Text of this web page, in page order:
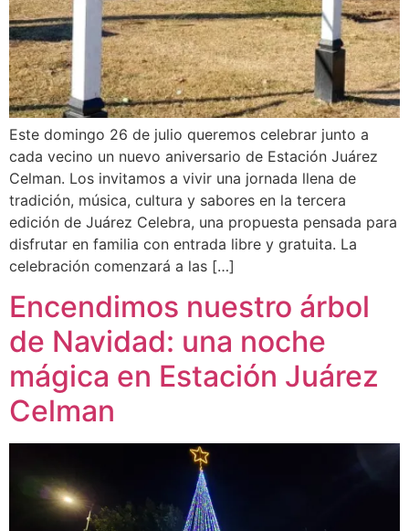
Este domingo 26 de julio queremos celebrar junto a
cada vecino un nuevo aniversario de Estación Juárez
Celman. Los invitamos a vivir una jornada llena de
tradición, música, cultura y sabores en la tercera
edición de Juárez Celebra, una propuesta pensada para
disfrutar en familia con entrada libre y gratuita. La
celebración comenzará a las […]
Encendimos nuestro árbol
de Navidad: una noche
mágica en Estación Juárez
Celman